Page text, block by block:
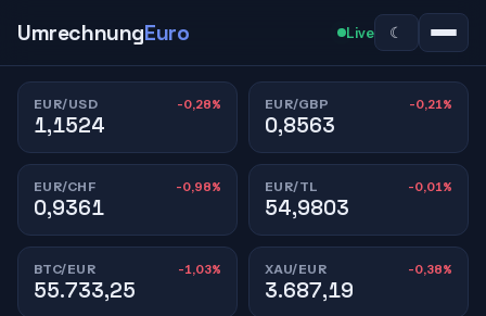
UmrechnungEuro Live ☾
EUR/USD -0,28%
1,1524
EUR/GBP -0,21%
0,8563
EUR/CHF -0,98%
0,9361
EUR/TL -0,01%
54,9803
BTC/EUR -1,03%
55.733,25
XAU/EUR -0,38%
3.687,19